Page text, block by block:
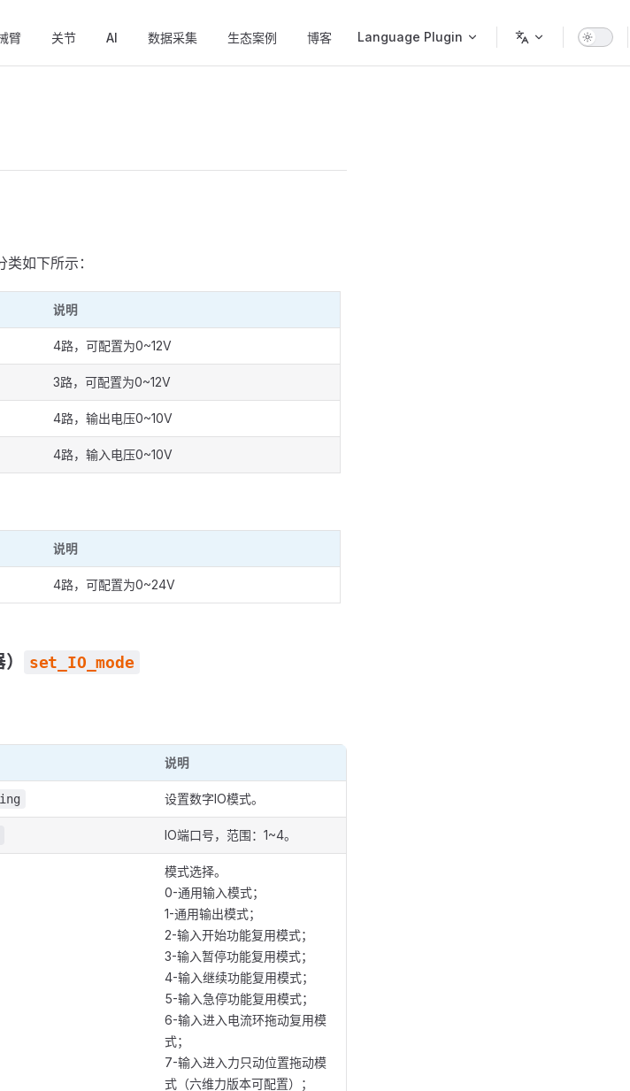
臂 关节 AI 数据采集 生态案例 博客 Language Plugin
如下所示：
说明
4路，可配置为0~12V
3路，可配置为0~12V
4路，输出电压0~10V
4路，输入电压0~10V
说明
4路，可配置为0~24V
set_IO_mode
说明
设置数字IO模式。
IO端口号，范围：1~4。
模式选择。
0-通用输入模式；
1-通用输出模式；
2-输入开始功能复用模式；
3-输入暂停功能复用模式；
4-输入继续功能复用模式；
5-输入急停功能复用模式；
6-输入进入电流环拖动复用模
式；
7-输入进入力只动位置拖动模
式（六维力版本可配置）；